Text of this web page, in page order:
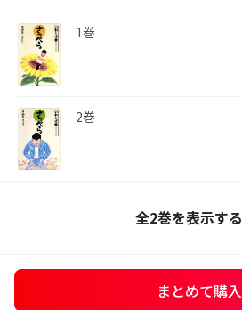
1巻
2巻
全2巻を表示する
まとめて購入